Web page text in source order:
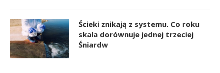
Ścieki znikają z systemu. Co roku
skala dorównuje jednej trzeciej
Śniardw